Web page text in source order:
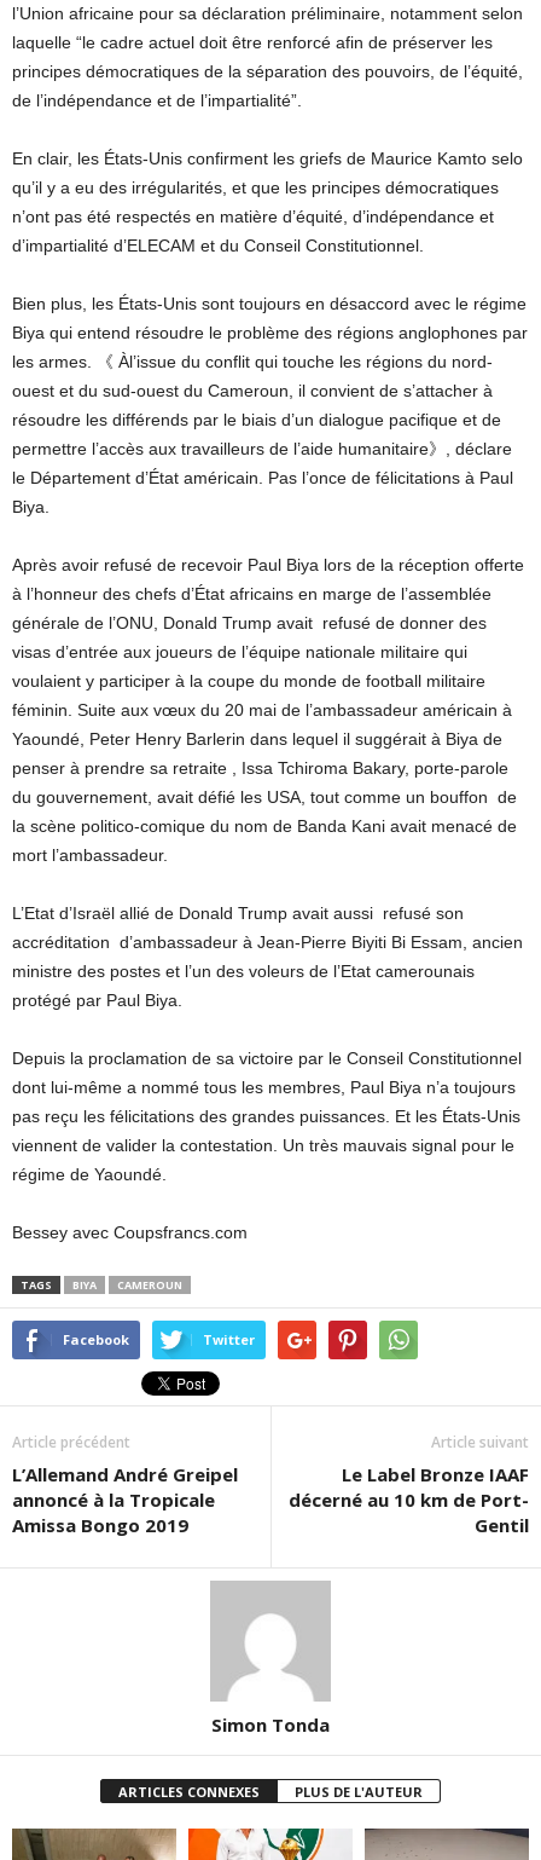
l’Union africaine pour sa déclaration préliminaire, notamment selon
laquelle “le cadre actuel doit être renforcé afin de préserver les
principes démocratiques de la séparation des pouvoirs, de l’équité,
de l’indépendance et de l’impartialité”.
En clair, les États-Unis confirment les griefs de Maurice Kamto selo
qu’il y a eu des irrégularités, et que les principes démocratiques
n’ont pas été respectés en matière d’équité, d’indépendance et
d’impartialité d’ELECAM et du Conseil Constitutionnel.
Bien plus, les États-Unis sont toujours en désaccord avec le régime
Biya qui entend résoudre le problème des régions anglophones par
les armes. 《 Àl’issue du conflit qui touche les régions du nord-
ouest et du sud-ouest du Cameroun, il convient de s’attacher à
résoudre les différends par le biais d’un dialogue pacifique et de
permettre l’accès aux travailleurs de l’aide humanitaire》, déclare
le Département d’État américain. Pas l’once de félicitations à Paul
Biya.
Après avoir refusé de recevoir Paul Biya lors de la réception offerte
à l’honneur des chefs d’État africains en marge de l’assemblée
générale de l’ONU, Donald Trump avait refusé de donner des
visas d’entrée aux joueurs de l’équipe nationale militaire qui
voulaient y participer à la coupe du monde de football militaire
féminin. Suite aux vœux du 20 mai de l’ambassadeur américain à
Yaoundé, Peter Henry Barlerin dans lequel il suggérait à Biya de
penser à prendre sa retraite , Issa Tchiroma Bakary, porte-parole
du gouvernement, avait défié les USA, tout comme un bouffon de
la scène politico-comique du nom de Banda Kani avait menacé de
mort l’ambassadeur.
L’Etat d’Israël allié de Donald Trump avait aussi refusé son
accréditation d’ambassadeur à Jean-Pierre Biyiti Bi Essam, ancien
ministre des postes et l’un des voleurs de l’Etat camerounais
protégé par Paul Biya.
Depuis la proclamation de sa victoire par le Conseil Constitutionnel
dont lui-même a nommé tous les membres, Paul Biya n’a toujours
pas reçu les félicitations des grandes puissances. Et les États-Unis
viennent de valider la contestation. Un très mauvais signal pour le
régime de Yaoundé.
Bessey avec Coupsfrancs.com
TAGS BIYA CAMEROUN
Facebook Twitter
Article précédent
L’Allemand André Greipel
annoncé à la Tropicale
Amissa Bongo 2019
Article suivant
Le Label Bronze IAAF
décerné au 10 km de Port-
Gentil
Simon Tonda
ARTICLES CONNEXES PLUS DE L'AUTEUR